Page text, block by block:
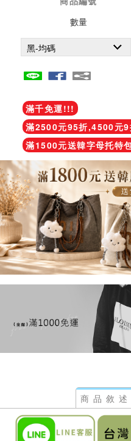
數量
滿千免運!!!
滿2500元95折,4500元
滿1500元送韓字母托特
商品敘述